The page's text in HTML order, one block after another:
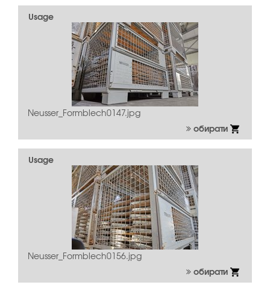
Usage
Neusser_Formblech0147.jpg
обирати
Usage
Neusser_Formblech0156.jpg
обирати